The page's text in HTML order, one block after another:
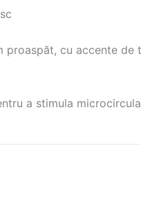
cu accente
a stimula